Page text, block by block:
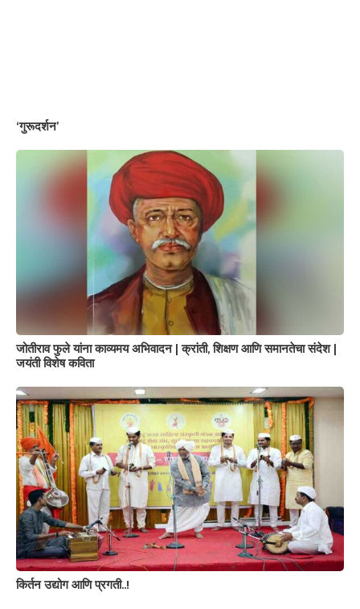
‘गुरूदर्शन’
जोतीराव फुले यांना काव्यमय अभिवादन | क्रांती, शिक्षण आणि समानतेचा संदेश |
जयंती विशेष कविता
किर्तन उद्योग आणि प्रगती..!